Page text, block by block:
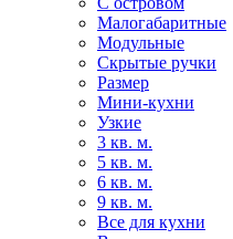
Малогабаритные
Модульные
Скрытые ручки
Размер
Мини-кухни
Узкие
3 кв. м.
5 кв. м.
6 кв. м.
9 кв. м.
Все для кухни